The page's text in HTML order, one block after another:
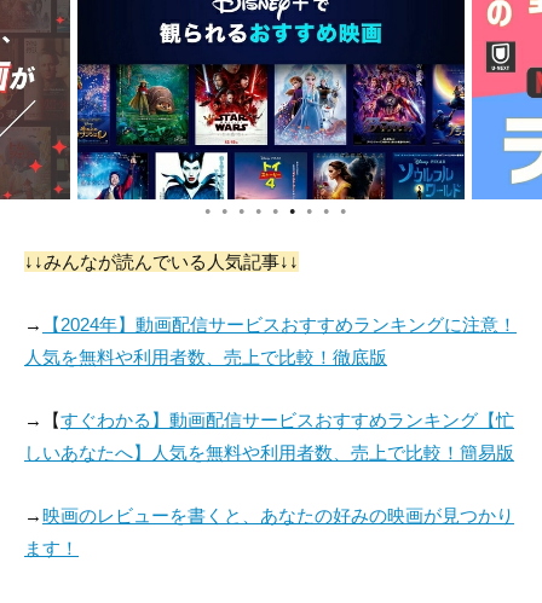
● ● ● ● ● ● ● ● ●
↓↓みんなが読んでいる人気記事↓↓
→
【2024年】動画配信サービスおすすめランキングに注意！
人気を無料や利用者数、売上で比較！徹底版
→【すぐわかる】動画配信サービスおすすめランキング【忙
しいあなたへ】人気を無料や利用者数、売上で比較！簡易版
→映画のレビューを書くと、あなたの好みの映画が見つかり
ます！